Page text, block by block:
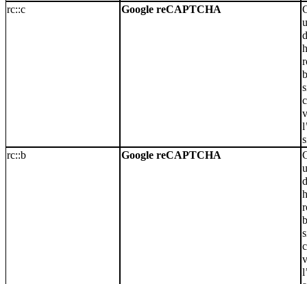
rc::c
Google reCAPTCHA
rc::b
Google reCAPTCHA